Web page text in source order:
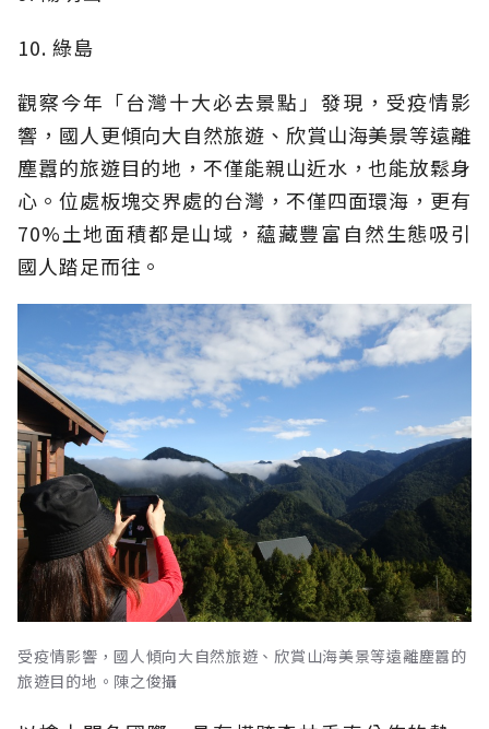
10. 綠島
觀察今年「台灣十大必去景點」發現，受疫情影
響，國人更傾向大自然旅遊、欣賞山海美景等遠離
塵囂的旅遊目的地，不僅能親山近水，也能放鬆身
心。位處板塊交界處的台灣，不僅四面環海，更有
70%土地面積都是山域，蘊藏豐富自然生態吸引
國人踏足而往。
受疫情影響，國人傾向大自然旅遊、欣賞山海美景等遠離塵囂的
旅遊目的地。陳之俊攝